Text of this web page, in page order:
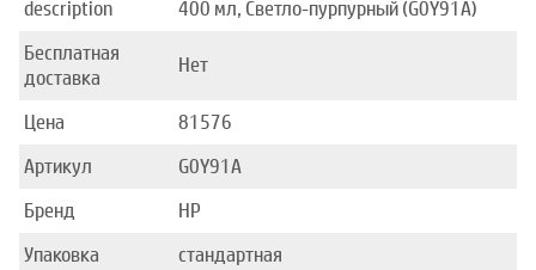
description
400 мл, Светло-пурпурный (G0Y91A)
Бесплатная
доставка
Нет
Цена
81576
Артикул
G0Y91A
Бренд
HP
Упаковка
стандартная